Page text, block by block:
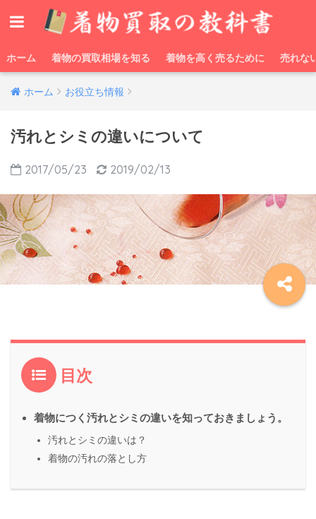
ホーム 着物の買取相場を知る 着物を高く売るために 売れな
ホーム お役立ち情報
汚れとシミの違いについて
2017/05/23 2019/02/13
目次
着物につく汚れとシミの違いを知っておきましょう。
汚れとシミの違いは？
着物の汚れの落とし方